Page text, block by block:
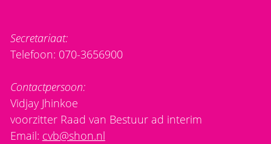
Secretariaat:
Telefoon: 070-3656900
Contactpersoon:
Vidjay Jhinkoe
voorzitter Raad van Bestuur ad interim
Email: cvb@shon.nl